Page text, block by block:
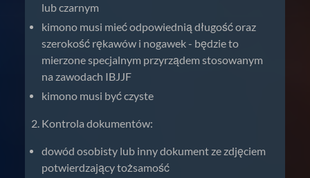
lub czarnym
kimono musi mieć odpowiednią długość oraz
szerokość rękawów i nogawek - będzie to
mierzone specjalnym przyrządem stosowanym
na zawodach IBJJF
kimono musi być czyste
Kontrola dokumentów:
dowód osobisty lub inny dokument ze zdjęciem
potwierdzający tożsamość